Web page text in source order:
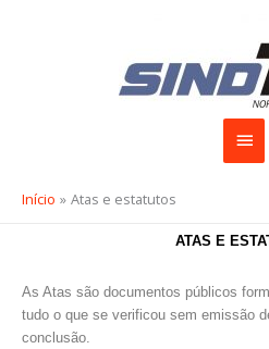
Início Atas e estatutos
ATAS E
As Atas são documentos públicos
tudo o que se verificou sem emissão
conclusão.